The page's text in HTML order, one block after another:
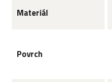
Materiál
Povrch